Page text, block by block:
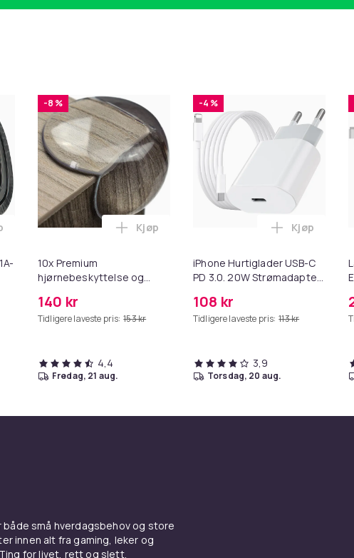
i handlekurven
Øreputer for 3M Peltor X1A-X5A Black i handlekurven
-8 %
10x Premium
hjørnebeskyttelse og
140 kr
Tidligere laveste pris: 153 kr
Legg 10x Premium hjørnebeskyttelse og
Kjøp
4,4
fredag, 21 aug.
-4 %
iPhone Hurtiglader USB-C
PD 3.0. 20W Strømadapter
108 kr
Tidligere laveste pris: 113 kr
Legg
Kjøp
3,9
torsdag, 20 aug.
både små hverdagsbehov og store
innen alt fra gaming, leker og
for livet, rett og slett.